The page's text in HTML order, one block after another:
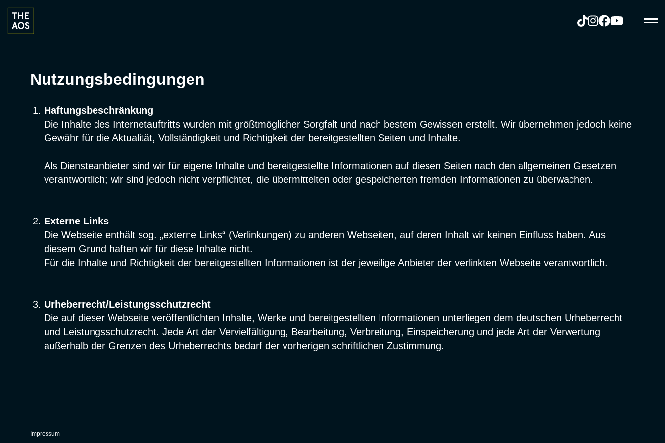
Zum
Inhalt
springen
ÜBER UNS
Nutzungsbedingungen
Haftungsbeschränkung
Die Inhalte des Internetauftritts wurden mit größtmöglicher Sorgfalt und nach bestem Gewissen erstellt. Wir übernehmen jedoch keine
Gewähr für die Aktualität, Vollständigkeit und Richtigkeit der bereitgestellten Seiten und Inhalte.
Als Diensteanbieter sind wir für eigene Inhalte und bereitgestellte Informationen auf diesen Seiten nach den allgemeinen Gesetzen
verantwortlich; wir sind jedoch nicht verpflichtet, die übermittelten oder gespeicherten fremden Informationen zu überwachen.
Externe Links
Die Webseite enthält sog. „externe Links“ (Verlinkungen) zu anderen Webseiten, auf deren Inhalt wir keinen Einfluss haben. Aus
diesem Grund haften wir für diese Inhalte nicht.
Für die Inhalte und Richtigkeit der bereitgestellten Informationen ist der jeweilige Anbieter der verlinkten Webseite verantwortlich.
Urheberrecht/Leistungsschutzrecht
Die auf dieser Webseite veröffentlichten Inhalte, Werke und bereitgestellten Informationen unterliegen dem deutschen Urheberrecht
und Leistungsschutzrecht. Jede Art der Vervielfältigung, Bearbeitung, Verbreitung, Einspeicherung und jede Art der Verwertung
außerhalb der Grenzen des Urheberrechts bedarf der vorherigen schriftlichen Zustimmung.
Impressum